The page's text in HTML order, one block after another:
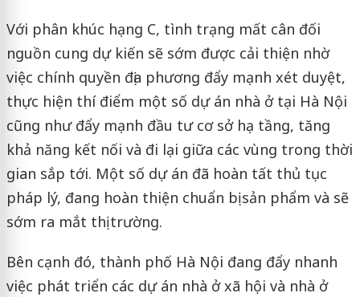
Với phân khúc hạng C, tình trạng mất cân đối
nguồn cung dự kiến sẽ sớm được cải thiện nhờ
việc chính quyền địa phương đẩy mạnh xét duyệt,
thực hiện thí điểm một số dự án nhà ở tại Hà Nội
cũng như đẩy mạnh đầu tư cơ sở hạ tầng, tăng
khả năng kết nối và đi lại giữa các vùng trong thời
gian sắp tới. Một số dự án đã hoàn tất thủ tục
pháp lý, đang hoàn thiện chuẩn bị sản phẩm và sẽ
sớm ra mắt thị trường.
Bên cạnh đó, thành phố Hà Nội đang đẩy nhanh
việc phát triển các dự án nhà ở xã hội và nhà ở